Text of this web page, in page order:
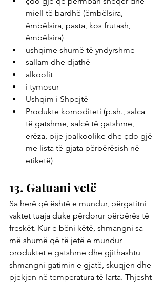
miell të bardhë (ëmbëlsira,
ëmbëlsira, pasta, kos frutash,
ëmbëlsira)
ushqime shumë të yndyrshme
sallam dhe djathë
alkoolit
i tymosur
Ushqim i Shpejtë
Produkte komoditeti (p.sh., salca
të gatshme, salcë të gatshme,
erëza, pije joalkoolike dhe çdo gjë
me lista të gjata përbërësish në
etiketë)
13. Gatuani vetë
Sa herë që është e mundur, përgatitni
vaktet tuaja duke përdorur përbërës të
freskët. Kur e bëni këtë, shmangni sa
më shumë që të jetë e mundur
produktet e gatshme dhe gjithashtu
shmangni gatimin e gjatë, skuqjen dhe
pjekjen në temperatura të larta. Thjesht